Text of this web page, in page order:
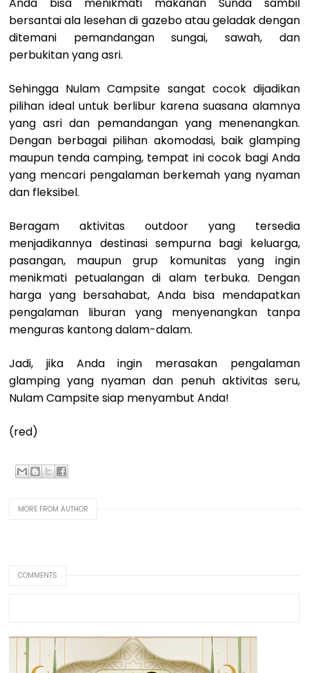
Anda bisa menikmati makanan Sunda sambil
bersantai ala lesehan di gazebo atau geladak dengan
ditemani pemandangan sungai, sawah, dan
perbukitan yang asri.
Sehingga Nulam Campsite sangat cocok dijadikan
pilihan ideal untuk berlibur karena suasana alamnya
yang asri dan pemandangan yang menenangkan.
Dengan berbagai pilihan akomodasi, baik glamping
maupun tenda camping, tempat ini cocok bagi Anda
yang mencari pengalaman berkemah yang nyaman
dan fleksibel.
Beragam aktivitas outdoor yang tersedia
menjadikannya destinasi sempurna bagi keluarga,
pasangan, maupun grup komunitas yang ingin
menikmati petualangan di alam terbuka. Dengan
harga yang bersahabat, Anda bisa mendapatkan
pengalaman liburan yang menyenangkan tanpa
menguras kantong dalam-dalam.
Jadi, jika Anda ingin merasakan pengalaman
glamping yang nyaman dan penuh aktivitas seru,
Nulam Campsite siap menyambut Anda!
(red)
MORE FROM AUTHOR
COMMENTS